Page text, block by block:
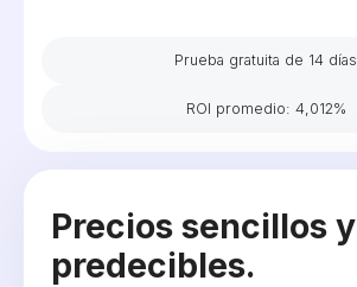
Prueba gratuita de 14 días
ROI promedio: 4,012%
Precios sencillos y
predecibles.